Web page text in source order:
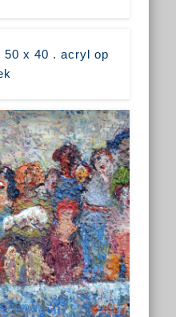
50 x 40 . acryl op